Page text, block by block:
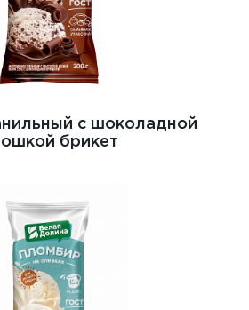
с шоколадной
брикет